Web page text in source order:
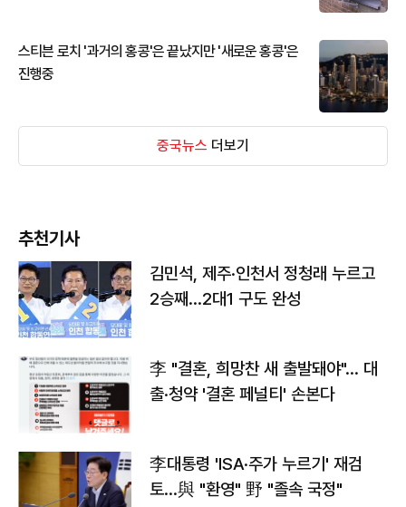
스티븐 로치 '과거의 홍콩'은 끝났지만 '새로운 홍콩'은
진행중
중국뉴스 더보기
추천기사
김민석, 제주·인천서 정청래 누르고
2승째…2대1 구도 완성
李 "결혼, 희망찬 새 출발돼야"… 대
출·청약 '결혼 페널티' 손본다
李대통령 'ISA·주가 누르기' 재검
토…與 "환영" 野 "졸속 국정"